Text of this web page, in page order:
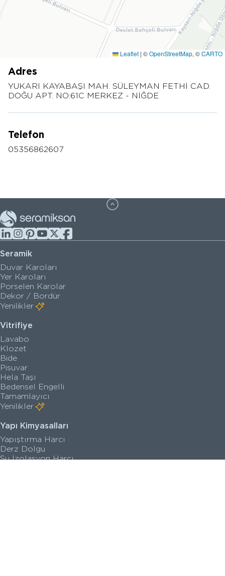
Adres
YUKARI KAYABAŞI MAH. SÜLEYMAN FETHİ CAD.
DOĞU APT. NO:61C MERKEZ - NİĞDE
Telefon
05356862607
Leaflet | ©OpenStreetMap, ©CARTO
Seramik
Duvar Karoları
Yer Karoları
Porselen Karolar
Dekor / Bordür
Yenilikler
Vitrifiye
Lavabo
Klozet
Bide
Pisuvar
Hela Taşı
Bedensel Engelli
Tamamlayıcı
Yenilikler
Yapı Kimyasalları
Yapıştırma Harcı
Derz Dolgu
Su İzolasyon Harcı